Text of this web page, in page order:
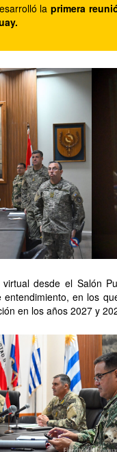
laprimera
desde el Salón
en los
en los años 2027 y